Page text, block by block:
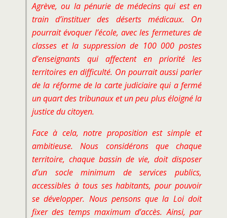
Agrève, ou la pénurie de médecins qui est en
train d’instituer des déserts médicaux. On
pourrait évoquer l’école, avec les fermetures de
classes et la suppression de 100 000 postes
d’enseignants qui affectent en priorité les
territoires en difficulté. On pourrait aussi parler
de la réforme de la carte judiciaire qui a fermé
un quart des tribunaux et un peu plus éloigné la
justice du citoyen.
Face à cela, notre proposition est simple et
ambitieuse. Nous considérons que chaque
territoire, chaque bassin de vie, doit disposer
d’un socle minimum de services publics,
accessibles à tous ses habitants, pour pouvoir
se développer. Nous pensons que la Loi doit
fixer des temps maximum d’accès. Ainsi, par